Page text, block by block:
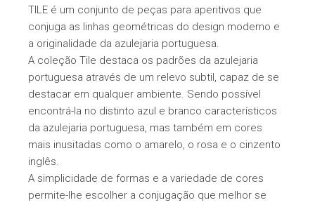
TILE é um conjunto de peças para aperitivos que
conjuga as linhas geométricas do design moderno e
a originalidade da azulejaria portuguesa.
A coleção Tile destaca os padrões da azulejaria
portuguesa através de um relevo subtil, capaz de se
destacar em qualquer ambiente. Sendo possível
encontrá-la no distinto azul e branco característicos
da azulejaria portuguesa, mas também em cores
mais inusitadas como o amarelo, o rosa e o cinzento
inglês.
A simplicidade de formas e a variedade de cores
permite-lhe escolher a conjugação que melhor se